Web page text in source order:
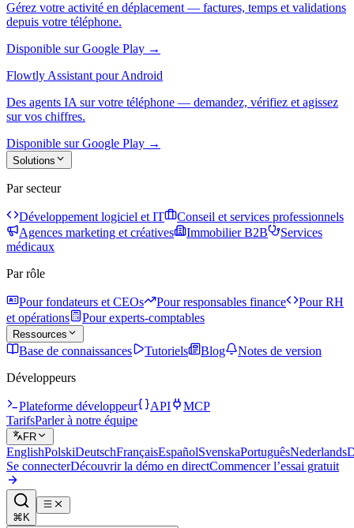
Gérez votre activité en déplacement — factures, temps et validations
depuis votre téléphone.
Disponible sur Google Play →
Flowtly Assistant pour Android
Des agents IA sur votre téléphone — demandez, vérifiez et agissez
sur vos chiffres.
Disponible sur Google Play →
Solutions
Par secteur
Développement logiciel et IT
Conseil et services professionnels
Agences marketing et créatives
Immobilier B2B
Services
médicaux
Par rôle
Pour fondateurs et CEOs Pour responsables finance
Pour RH
et opérations
Pour experts-comptables
Ressources
Base de connaissances Tutoriels Blog
Notes de version
Développeurs
Plateforme développeur API
MCP
TarifsParler à notre équipe
FR
EnglishPolskiDeutschFrançaisEspañolSvenskaPortuguêsNederlands
Se connecterDécouvrir la démo en directCommencer l’essai gratuit
⌘K